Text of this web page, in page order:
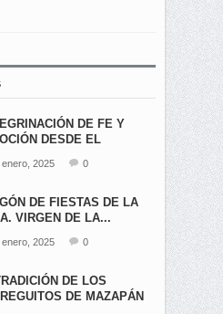
DE FE Y
DESDE EL
enero, 2025 0
DE FIESTAS DE LA
VIRGEN DE LA...
enero, 2025 0
DE LOS
DE MAZAPÁN